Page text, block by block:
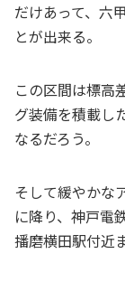
だけあって、六
とが出来る。
この区間は標高
グ装備を積載し
なるだろう。
そして緩やかな
に降り、神戸電
播磨横田駅付近